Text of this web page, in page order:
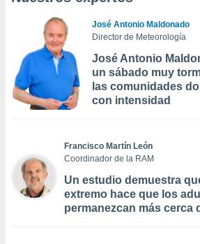
José Antonio Maldonado
Director de Meteorología
José Antonio
un sábado muy
las comunidades
con intensidad
Francisco Martín León
Coordinador de la RAM
Un estudio demuestra
extremo hace que los
permanezcan más cerca